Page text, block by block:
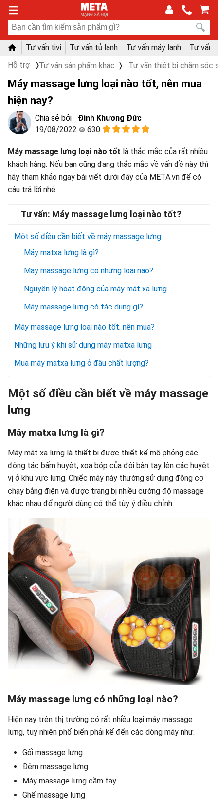
Tư vấn tivi Tư vấn tủ lạnh Tư vấn máy lạnh
Tư vấn
Hỗ trợ
Tư vấn sản phẩm khác Tư vấn thiết bị chăm sóc
Máy massage lưng loại nào tốt, nên mua
hiện nay?
Đinh Khương Đức
19/08/2022
630
Máy massage lưng loại nào tốt là thắc mắc của rất nhiều
khách hàng. Nếu bạn cũng đang thắc mắc về vấn đề này thì
hãy tham khảo ngay bài viết dưới đây của META.vn để có
câu trả lời nhé.
Tư vấn: Máy massage lưng loại nào tốt?
Một số điều cần biết về máy massage lưng
Máy matxa lưng là gì?
Máy massage lưng có những loại nào?
Nguyên lý hoạt động của máy mát xa lưng
Máy massage lưng có tác dụng gì?
Máy massage lưng loại nào tốt, nên mua?
Những lưu ý khi sử dụng máy matxa lưng
Mua máy matxa lưng ở đâu chất lượng?
Một số điều cần biết về máy massage
lưng
Máy matxa lưng là gì?
Máy mát xa lưng là thiết bị được thiết kế mô phỏng các
động tác bấm huyệt, xoa bóp của đôi bàn tay lên các huyệt
vị ở khu vực lưng. Chiếc máy này thường sử dụng động cơ
chạy bằng điện và được trang bị nhiều cường độ massage
khác nhau để người dùng có thể tùy ý điều chỉnh.
Máy massage lưng có những loại nào?
Hiện nay trên thị trường có rất nhiều loại máy massage
lưng, tuy nhiên phổ biến phải kể đến các dòng máy như:
Gối massage lưng
Đệm massage lưng
Máy massage lưng cầm tay
Ghế massage lưng